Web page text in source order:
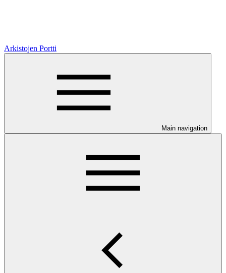
Arkistojen Portti
Main navigation